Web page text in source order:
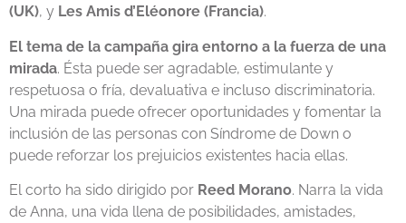
(UK), y Les Amis d’Eléonore (Francia).
El tema de la campaña gira entorno a la fuerza de una
mirada. Ésta puede ser agradable, estimulante y
respetuosa o fría, devaluativa e incluso discriminatoria.
Una mirada puede ofrecer oportunidades y fomentar la
inclusión de las personas con Síndrome de Down o
puede reforzar los prejuicios existentes hacia ellas.
El corto ha sido dirigido por Reed Morano. Narra la vida
de Anna, una vida llena de posibilidades, amistades,